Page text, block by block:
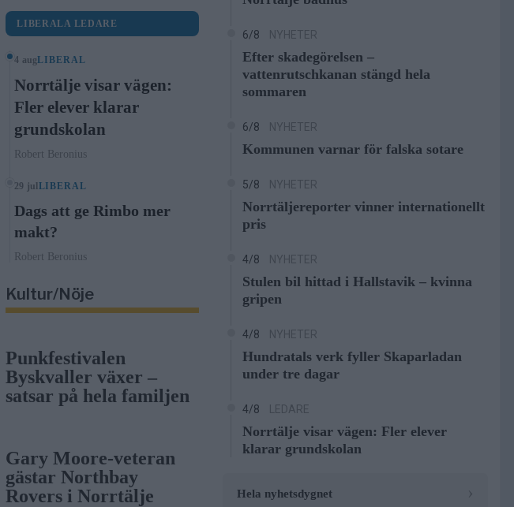
LIBERALA LEDARE
4 augLIBERAL
Norrtälje visar vägen:
Fler elever klarar
grundskolan
Robert Beronius
29 jul LIBERAL
Dags att ge Rimbo mer
makt?
Robert Beronius
Kultur/Nöje
Punkfestivalen
Byskvaller växer –
satsar på hela familjen
Gary Moore-veteran
gästar Northbay
Rovers i Norrtälje
6/8 NYHETER
Efter skadegörelsen –
vattenrutschkanan stängd hela
sommaren
6/8 NYHETER
Kommunen varnar för falska sotare
5/8 NYHETER
Norrtäljereporter vinner internationellt
pris
4/8 NYHETER
Stulen bil hittad i Hallstavik – kvinna
gripen
4/8 NYHETER
Hundratals verk fyller Skaparladan
under tre dagar
4/8 LEDARE
Norrtälje visar vägen: Fler elever
klarar grundskolan
Hela nyhetsdygnet